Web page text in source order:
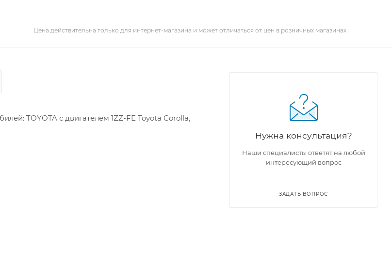
Цена действительна только для интернет-магазина и может отличаться от цен в розничных магазинах
TOYOTA с двигателем 1ZZ-FE Toyota Corolla,
Нужна консультация?
Наши специалисты ответят на любой
интересующий вопрос
ЗАДАТЬ ВОПРОС